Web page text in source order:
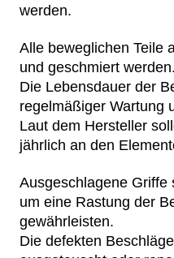
werden.
Alle beweglichen Teile
und geschmiert werden.
Die Lebensdauer der
regelmäßiger Wartung
Laut dem Hersteller
jährlich an den
Ausgeschlagene Griffe
um eine Rastung der
gewährleisten.
Die defekten